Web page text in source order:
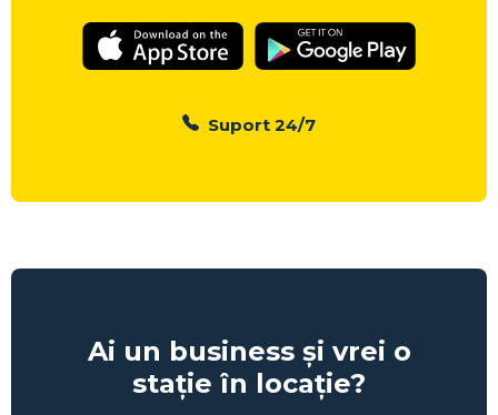
Suport 24/7
Ai un business și vrei o
stație în locație?